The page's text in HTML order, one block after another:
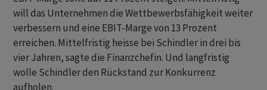
will das Unternehmen die Wettbewerbsfähigkeit weiter
verbessern und eine EBIT-Marge von 13 Prozent
erreichen. Mittelfristig heisse bei Schindler in drei bis
vier Jahren, sagte die Finanzchefin. Und langfristig
wolle Schindler den Rückstand zur Konkurrenz
aufholen.